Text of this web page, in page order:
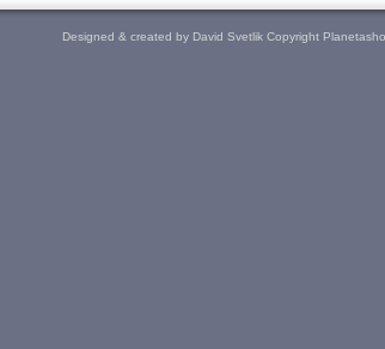
Designed & created by David Svetlik Copyright